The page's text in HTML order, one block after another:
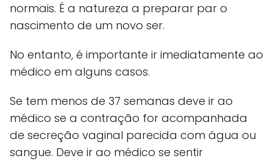
normais. É a natureza a preparar par o
nascimento de um novo ser.
No entanto, é importante ir imediatamente ao
médico em alguns casos.
Se tem menos de 37 semanas deve ir ao
médico se a contração for acompanhada
de secreção vaginal parecida com água ou
sangue. Deve ir ao médico se sentir